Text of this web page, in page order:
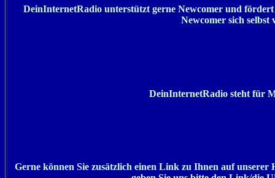
DeinInternetRadio unterstützt gerne Newcomer und
Newcomer sich
DeinInternetRadio steht für
Gerne können Sie zusätzlich einen Link zu Ihnen auf unserer